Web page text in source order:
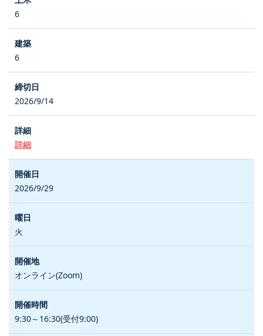
6
6
2026/9/14
詳細
2026/9/29
火
オンライン(Zoom)
9:30～16:30(受付9:00)